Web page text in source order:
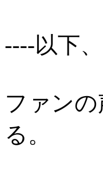
----以下
ファン
る。